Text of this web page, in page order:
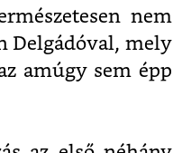
nem
Delgádóval, mely
amúgy sem épp